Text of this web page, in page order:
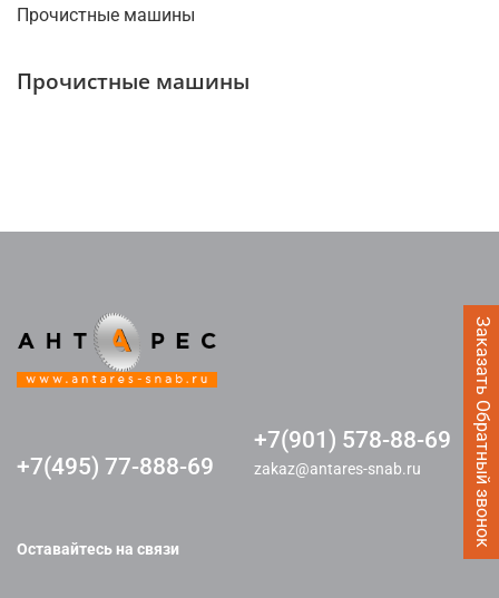
Заказать Обратный звонок
Прочистные машины
Прочистные машины
+7(495) 77-888-69
+7(901) 578-88-69
zakaz@antares-snab.ru
Оставайтесь на связи